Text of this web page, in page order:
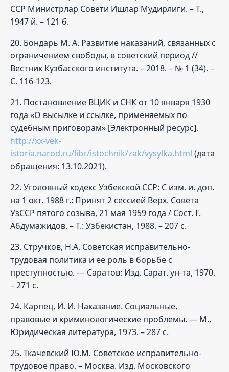
ССР Министрлар Совети Ишлар Мудирлиги. – Т.,
1947 й. – 121 б.
20. Бондарь М. А. Развитие наказаний, связанных с
ограничением свободы, в советский период //
Вестник Кузбасского института. – 2018. – № 1 (34). –
С. 116-123.
21. Постановление ВЦИК и СНК от 10 января 1930
года «О высылке и ссылке, применяемых по
судебным приговорам» [Электронный ресурс].
http://xx-vek-
istoria.narod.ru/libr/istochnik/zak/vysylka.html (дата
обращения: 13.10.2021).
22. Уголовный кодекс Узбекской ССР: С изм. и. доп.
на 1 окт. 1988 г.: Принят 2 сессией Верх. Совета
УзССР пятого созыва, 21 мая 1959 года / Сост. Г.
Абдумажидов. – Т.: Узбекистан, 1988. – 207 с.
23. Стручков, Н.А. Советская исправительно-
трудовая политика и ее роль в борьбе с
преступностью. — Саратов: Изд. Сарат. ун-та, 1970.
– 271 с.
24. Карпец, И. И. Наказание. Социальные,
правовые и криминологические проблемы. — М.,
Юридическая литература, 1973. – 287 с.
25. Ткачевский Ю.М. Советское исправительно-
трудовое право. – Москва. Изд. Московского